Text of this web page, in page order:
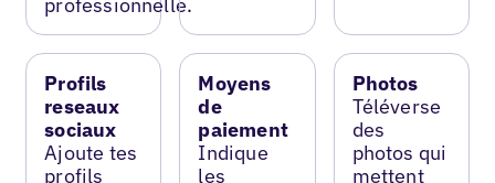
Profils
reseaux
sociaux
Ajoute tes
profils
Moyens
de
paiement
Indique
les
Photos
Téléverse
des
photos qui
mettent